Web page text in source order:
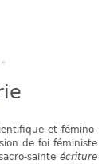
et fémino-
de foi féministe
sainteécriture